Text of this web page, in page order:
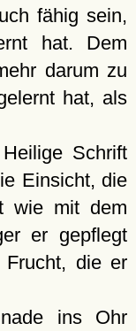
fähig sein,
hat. Dem
darum zu
hat, als
Schrift
Einsicht, die
wie mit dem
er gepflegt
die er
ins Ohr